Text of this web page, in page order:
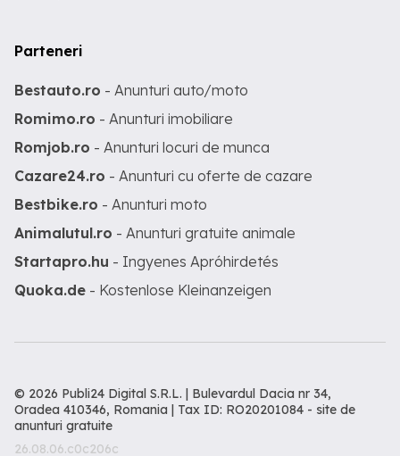
Parteneri
Bestauto.ro - Anunturi auto/moto
Romimo.ro - Anunturi imobiliare
Romjob.ro - Anunturi locuri de munca
Cazare24.ro - Anunturi cu oferte de cazare
Bestbike.ro - Anunturi moto
Animalutul.ro - Anunturi gratuite animale
Startapro.hu - Ingyenes Apróhirdetés
Quoka.de - Kostenlose Kleinanzeigen
© 2026 Publi24 Digital S.R.L. | Bulevardul Dacia nr 34,
Oradea 410346, Romania | Tax ID: RO20201084 - site de
anunturi gratuite
26.08.06.c0c206c